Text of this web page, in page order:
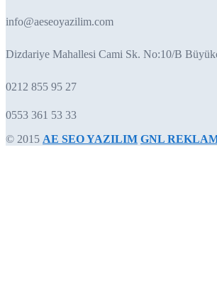
info@aeseoyazilim.com
Dizdariye Mahallesi Cami Sk. No:10/B
0212 855 95 27
0553 361 53 33
© 2015 AE SEO YAZILIM GNL